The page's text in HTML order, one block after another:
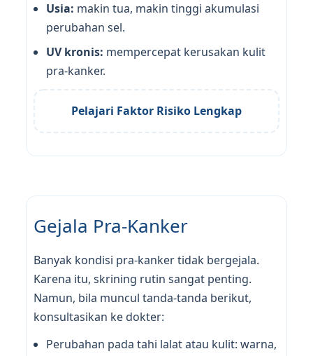
Usia: makin tua, makin tinggi akumulasi
perubahan sel.
UV kronis: mempercepat kerusakan kulit
pra-kanker.
Pelajari Faktor Risiko Lengkap
Gejala Pra-Kanker
Banyak kondisi pra-kanker tidak bergejala.
Karena itu, skrining rutin sangat penting.
Namun, bila muncul tanda-tanda berikut,
konsultasikan ke dokter:
Perubahan pada tahi lalat atau kulit: warna,